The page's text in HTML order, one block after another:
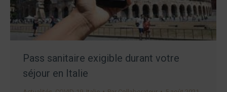
Pass sanitaire exigible durant votre
séjour en Italie